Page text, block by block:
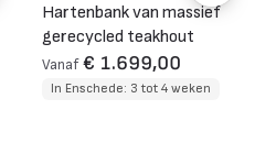
Hartenbank van massief
gerecycled teakhout
Vanaf € 1.699,00
In Enschede: 3 tot 4 weken